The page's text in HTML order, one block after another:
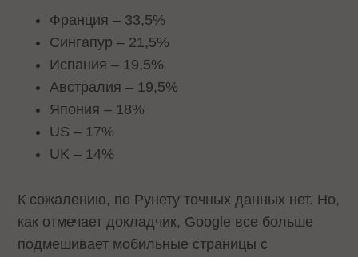
Франция – 33,5%
Сингапур – 21,5%
Испания – 19,5%
Австралия – 19,5%
Япония – 18%
US – 17%
UK – 14%
К сожалению, по Рунету точных данных нет. Но,
как отмечает докладчик, Google все больше
подмешивает мобильные страницы с